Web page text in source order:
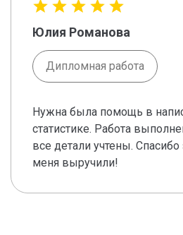
Юлия Романова
Дипломная работа
Нужна была помощь в
статистике. Работа
все детали учтены.
меня выручили!